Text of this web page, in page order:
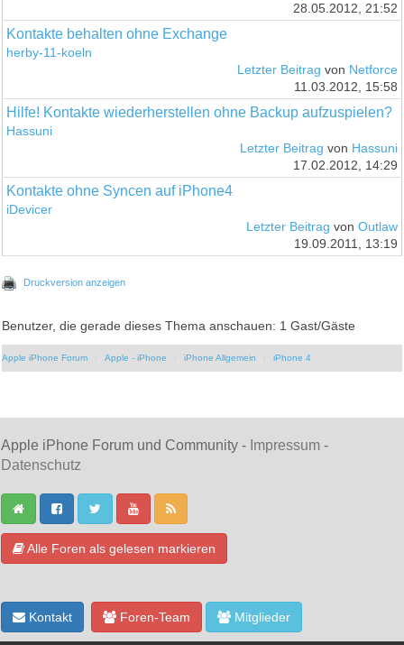
28.05.2012, 21:52
Kontakte behalten ohne Exchange
herby-11-koeln
Letzter Beitrag von Netforce
11.03.2012, 15:58
Hilfe! Kontakte wiederherstellen ohne Backup aufzuspielen?
Hassuni
Letzter Beitrag von Hassuni
17.02.2012, 14:29
Kontakte ohne Syncen auf iPhone4
iDevicer
Letzter Beitrag von Outlaw
19.09.2011, 13:19
Druckversion anzeigen
Benutzer, die gerade dieses Thema anschauen: 1 Gast/Gäste
Apple iPhone Forum Apple - iPhone iPhone Allgemein iPhone 4
Apple iPhone Forum und Community - Impressum -
Datenschutz
Alle Foren als gelesen markieren
Kontakt Foren-Team Mitglieder